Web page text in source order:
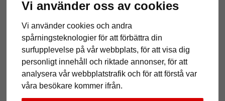
Vi använder oss av cookies
Vi använder cookies och andra
spårningsteknologier för att förbättra din
surfupplevelse på vår webbplats, för att visa dig
personligt innehåll och riktade annonser, för att
analysera vår webbplatstrafik och för att förstå var
våra besökare kommer ifrån.
Tillbaka